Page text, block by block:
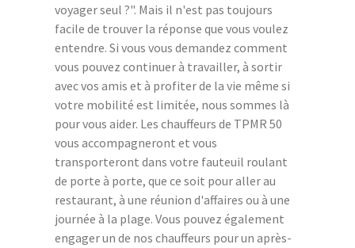
voyager seul ?". Mais il n'est pas toujours
facile de trouver la réponse que vous voulez
entendre. Si vous vous demandez comment
vous pouvez continuer à travailler, à sortir
avec vos amis et à profiter de la vie même si
votre mobilité est limitée, nous sommes là
pour vous aider. Les chauffeurs de TPMR 50
vous accompagneront et vous
transporteront dans votre fauteuil roulant
de porte à porte, que ce soit pour aller au
restaurant, à une réunion d'affaires ou à une
journée à la plage. Vous pouvez également
engager un de nos chauffeurs pour un après-